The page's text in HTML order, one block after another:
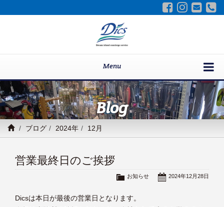
Menu
Blog
ブログ 2024年 12月
営業最終日のご挨拶
2024年12月28日
お知らせ
Dicsは本日が最後の営業日となります。